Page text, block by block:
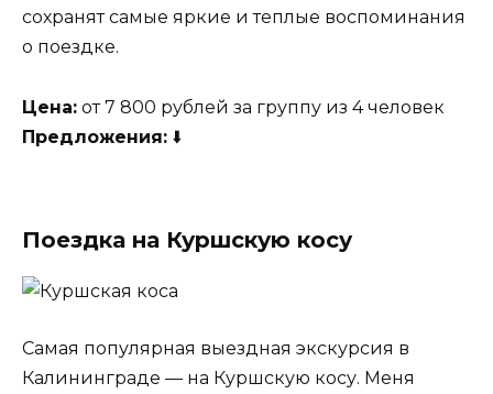
сохранят самые яркие и теплые воспоминания
о поездке.
Цена: от 7 800 рублей за группу из 4 человек
Предложения: ⬇️
Поездка на Куршскую косу
Самая популярная выездная экскурсия в
Калининграде — на Куршскую косу. Меня